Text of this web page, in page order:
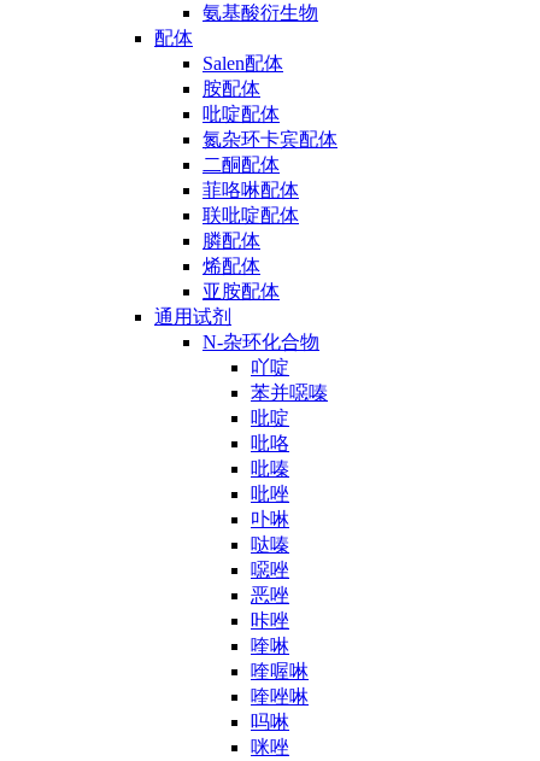
氨基酸衍生物
配体
Salen配体
胺配体
吡啶配体
氮杂环卡宾配体
二酮配体
菲咯啉配体
联吡啶配体
膦配体
烯配体
亚胺配体
通用试剂
N-杂环化合物
吖啶
苯并噁嗪
吡啶
吡咯
吡嗪
吡唑
卟啉
哒嗪
噁唑
恶唑
咔唑
喹啉
喹喔啉
喹唑啉
吗啉
咪唑